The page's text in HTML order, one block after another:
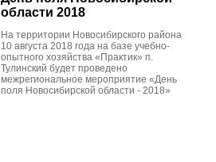
области 2018
На территории Новосибирского района
10 августа 2018 года на базе учебно-
опытного хозяйства «Практик» п.
Тулинский будет проведено
межрегиональное мероприятие «День
поля Новосибирской области - 2018»